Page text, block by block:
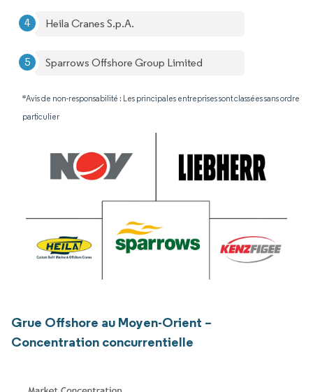
Heila Cranes S.p.A.
Sparrows Offshore Group Limited
*Avis de non-responsabilité : Les principales entreprises sont classées sans ordre
particulier
Grue Offshore au Moyen-Orient –
Concentration concurrentielle